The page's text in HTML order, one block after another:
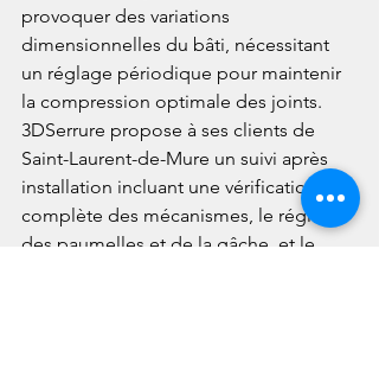
provoquer des variations
dimensionnelles du bâti, nécessitant
un réglage périodique pour maintenir
la compression optimale des joints.
3DSerrure propose à ses clients de
Saint-Laurent-de-Mure un suivi après
installation incluant une vérification
complète des mécanismes, le réglage
des paumelles et de la gâche, et le